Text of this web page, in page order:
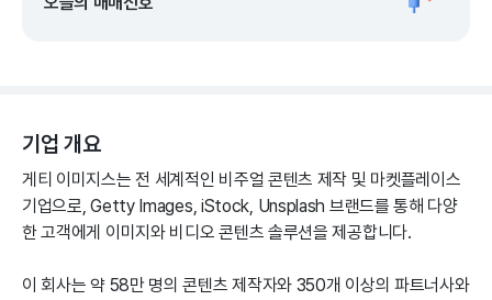
기업 개요
게티 이미지스는 전 세계적인 비주얼 콘텐츠 제작 및 마켓플레이스
기업으로, Getty Images, iStock, Unsplash 브랜드를 통해 다양
한 고객에게 이미지와 비디오 콘텐츠 솔루션을 제공합니다.
이 회사는 약 58만 명의 콘텐츠 제작자와 350개 이상의 파트너사와